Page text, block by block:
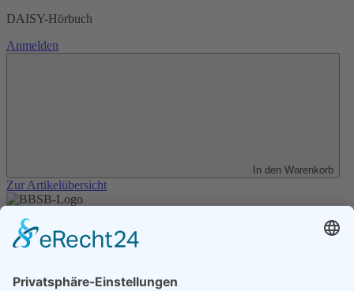
DAISY-Hörbuch
Anmelden
In den Warenkorb
Zur Artikelübersicht
Unser Angebot
Shop
Datenschutz